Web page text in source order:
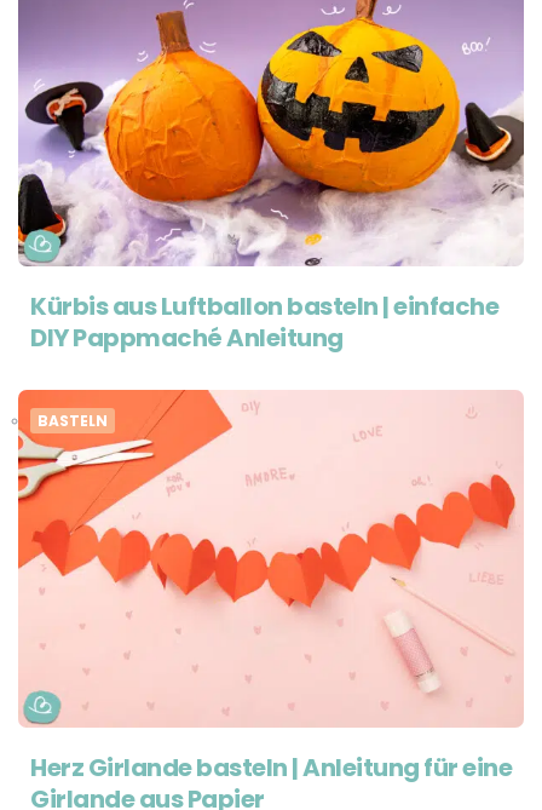
Kürbis aus Luftballon basteln | einfache
DIY Pappmaché Anleitung
BASTELN
Herz Girlande basteln | Anleitung für eine
Girlande aus Papier